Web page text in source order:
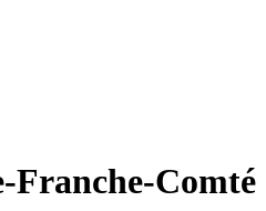
Franche-Comté